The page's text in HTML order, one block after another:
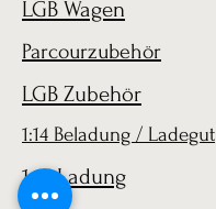
LGB Wagen
Parcourzubehör
LGB Zubehör
1:14 Beladung / Ladegut
1:14 Ladung